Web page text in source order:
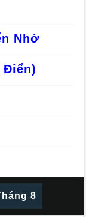
Nhớ
Điển)
8